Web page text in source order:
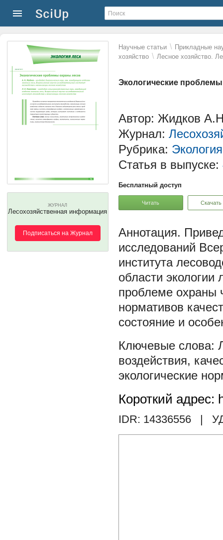
Научные статьи \ Прикладные
хозяйство \ Лесное хозяйство.
Экологические
ЖУРНАЛ
Лесохозяйственная информация
Подписаться на Журнал
Автор: Жидков
Журнал:
Рубрика:
Статья в выпуске:
Бесплатный доступ
Читать Скачать
исследований
института
области экологии
проблеме охраны
нормативов
состояние и
воздействия,
экологические
Короткий адрес:
IDR: 14336556 |